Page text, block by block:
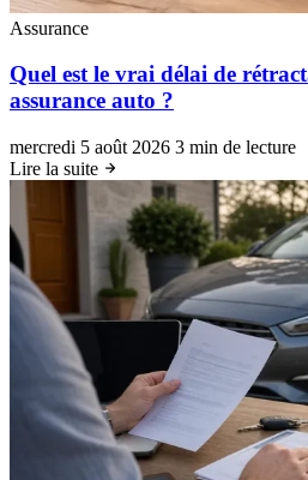
Assurance
Quel est le vrai délai de
assurance auto ?
mercredi 5 août 2026 3 min de lecture
Lire la suite